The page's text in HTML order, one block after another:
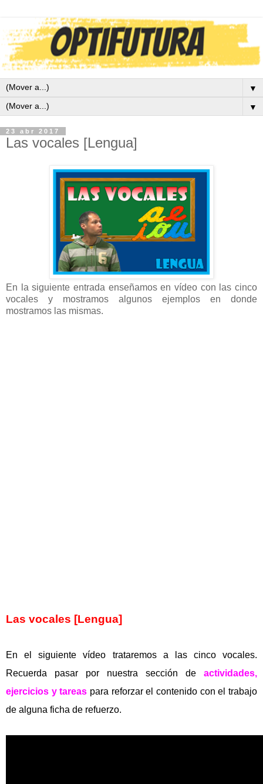
▼
▼
23 abr 2017
Las vocales [Lengua]
En la siguiente entrada enseñamos en vídeo con las cinco
vocales y mostramos algunos ejemplos en donde
mostramos las mismas.
Las vocales [Lengua]
En el siguiente vídeo trataremos a las cinco vocales.
Recuerda pasar por nuestra sección de actividades,
ejercicios y tareas para reforzar el contenido con el trabajo
de alguna ficha de refuerzo.